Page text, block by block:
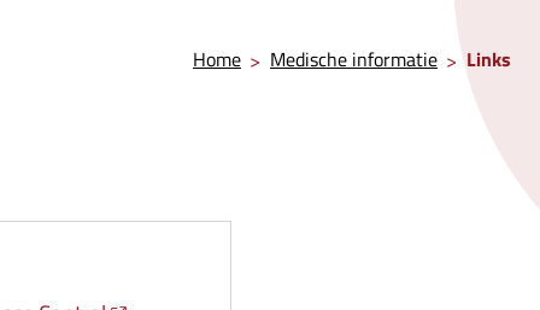
Home Medische informatie Links